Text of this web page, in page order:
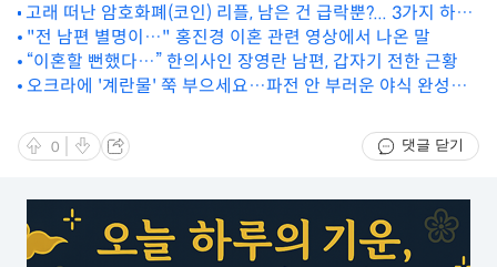
고래 떠난 암호화폐(코인) 리플, 남은 건 급락뿐?... 3가지 하락
시나리오에 공포 심화
"전 남편 별명이…" 홍진경 이혼 관련 영상에서 나온 말
“이혼할 뻔했다…” 한의사인 장영란 남편, 갑자기 전한 근황
오크라에 '계란물' 쭉 부으세요…파전 안 부러운 야식 완성됩
0 댓글 닫기